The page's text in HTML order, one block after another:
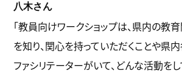
八木さん
「教員向けワークショップは、県内の教
を知り、関心を持っていただくことや県
ファシリテーターがいて、どんな活動を